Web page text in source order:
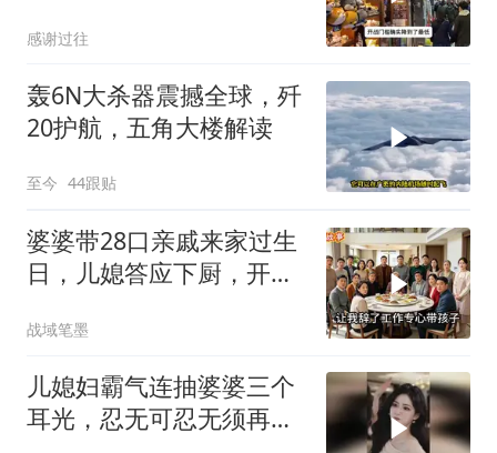
感谢过往
轰6N大杀器震撼全球，歼
20护航，五角大楼解读
至今 44跟贴
婆婆带28口亲戚来家过生
日，儿媳答应下厨，开饭
战域笔墨
儿媳妇霸气连抽婆婆三个
耳光，忍无可忍无须再